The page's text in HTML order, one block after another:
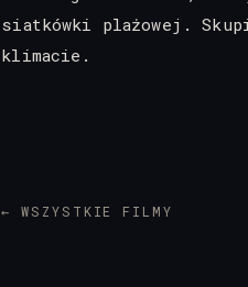
siatkówki plażowej.
klimacie.
← WSZYSTKIE FILMY